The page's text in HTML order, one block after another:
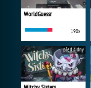
WorldGuessr
190x
před 4 dny